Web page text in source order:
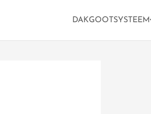
DAKGOOTSYSTEEM